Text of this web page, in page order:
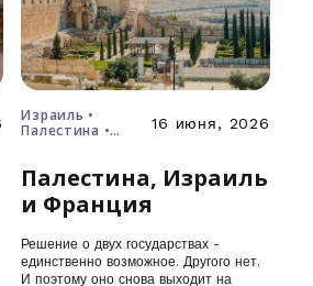
Израиль •
Палестина •
16 июня, 2026
Палестина, Израиль
и Франция
Решение о двух государствах -
единственно возможное. Другого нет.
И поэтому оно снова выходит на